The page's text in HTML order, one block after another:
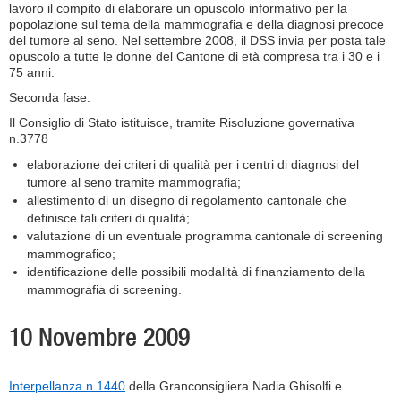
lavoro il compito di elaborare un opuscolo informativo per la
popolazione sul tema della mammografia e della diagnosi precoce
del tumore al seno. Nel settembre 2008, il DSS invia per posta tale
opuscolo a tutte le donne del Cantone di età compresa tra i 30 e i
75 anni.
Seconda fase:
Il Consiglio di Stato istituisce, tramite Risoluzione governativa
n.3778
elaborazione dei criteri di qualità per i centri di diagnosi del
tumore al seno tramite mammografia;
allestimento di un disegno di regolamento cantonale che
definisce tali criteri di qualità;
valutazione di un eventuale programma cantonale di screening
mammografico;
identificazione delle possibili modalità di finanziamento della
mammografia di screening.
10 Novembre 2009
Interpellanza n.1440 della Granconsigliera Nadia Ghisolfi e